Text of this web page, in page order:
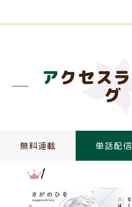
アクセスランキン
グ
無料連載 単話配信